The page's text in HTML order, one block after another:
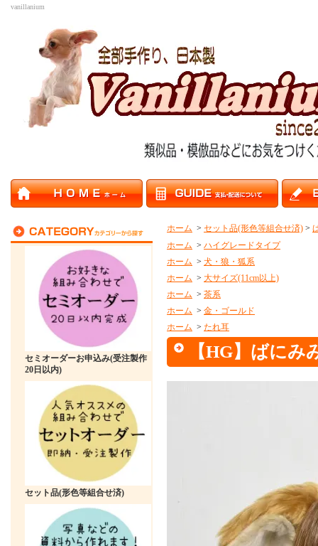
vanillanium
セミオーダーお申込み(受注製作
20日以内)
セット品(形色等組合せ済)
ホーム > セット品(形色等組合せ済) >
ホーム > ハイグレードタイプ
ホーム > 犬・狼・狐系
ホーム > 大サイズ(11cm以上)
ホーム > 茶系
ホーム > 金・ゴールド
ホーム > たれ耳
【HG】ばに